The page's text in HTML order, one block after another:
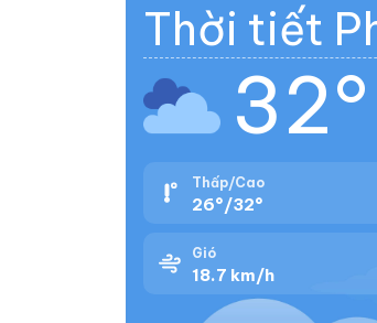
Thời tiết
32°
Thấp/Cao
26°/32°
Gió
18.7 km/h